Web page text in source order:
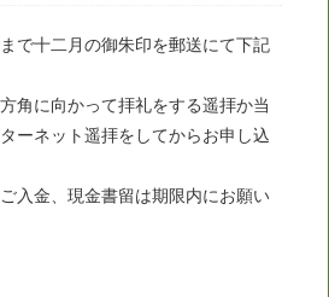
まで十二月の御朱印を郵送にて下記
角に向かって拝礼をする遥拝か当
ーネット遥拝をしてからお申し込
入金、現金書留は期限内にお願い